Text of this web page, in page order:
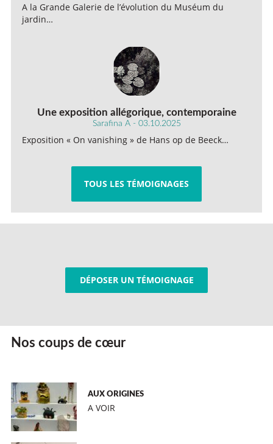
A la Grande Galerie de l’évolution du Muséum du
jardin…
Une exposition allégorique, contemporaine
Sarafina A - 03.10.2025
Exposition « On vanishing » de Hans op de Beeck…
TOUS LES TÉMOIGNAGES
DÉPOSER UN TÉMOIGNAGE
Nos coups de cœur
AUX ORIGINES
A VOIR